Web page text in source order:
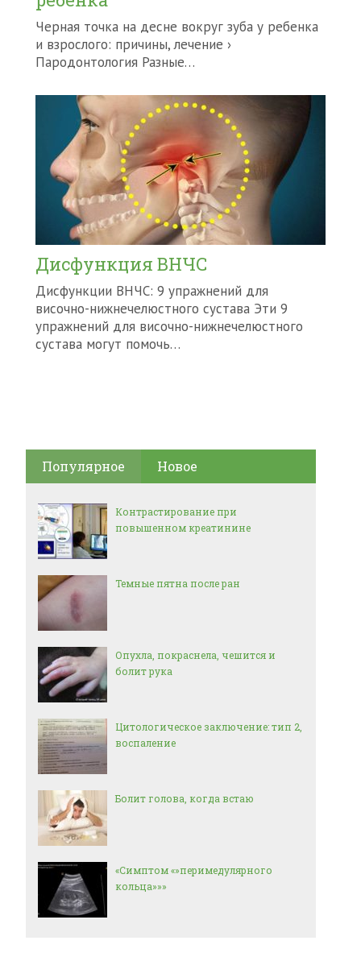
Черная точка на десне вокруг зуба у ребенка
и взрослого: причины, лечение ›
Пародонтология Разные…
Дисфункция ВНЧС
Дисфункции ВНЧС: 9 упражнений для
височно-нижнечелюстного сустава Эти 9
упражнений для височно-нижнечелюстного
сустава могут помочь…
Популярное Новое
Контрастирование при
повышенном креатинине
Темные пятна после ран
Опухла, покраснела, чешится и
болит рука
Цитологическое заключение: тип 2,
воспаление
Болит голова, когда встаю
«Симптом «»перимедулярного
кольца»»»